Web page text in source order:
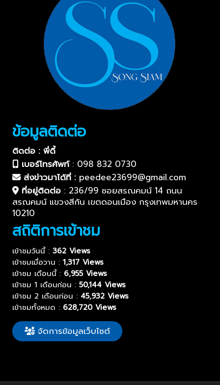
ข้อมูลติดต่อ
ติดต่อ : พี่ดี้
เบอร์โทรศัพท์: 098 832 0730
ส่งข่าวมาได้ที่ : peedee23699@gmail.com
ที่อยู่ติดต่อ : 236/99 ซอยสรณคมน์ 14 ถนน
สรณคมน์ แขวงสีกัน เขตดอนเมือง กรุงเทพมหานคร
10210
สถิติการเข้าชม
เข้าชมวันนี้ : 362 Views
เข้าชมเมื่อวาน : 1,317 Views
เข้าชม เดือนนี้ : 6,955 Views
เข้าชม 1 เดือนก่อน : 50,144 Views
เข้าชม 2 เดือนก่อน : 45,932 Views
เข้าชมทั้งหมด : 628,720 Views
จัดการข้อมูลเว็บไซต์